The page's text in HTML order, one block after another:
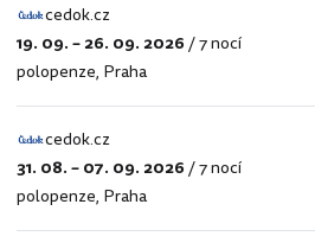
cedok.cz
cedok.cz
19. 09. – 26. 09. 2026/7 nocí
polopenze, Praha
cedok.cz
cedok.cz
31. 08. – 07. 09. 2026/7 nocí
polopenze, Praha